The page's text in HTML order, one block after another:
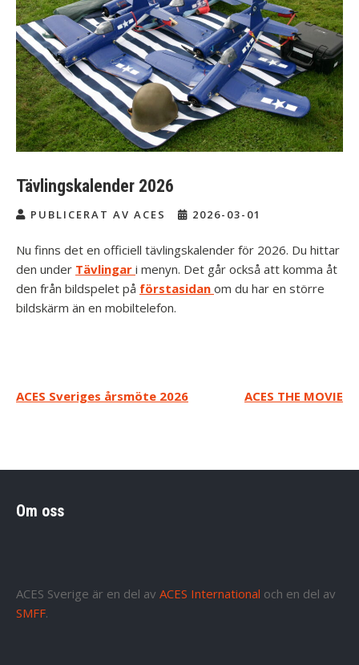
Tävlingskalender 2026
PUBLICERAT AV ACES 2026-03-01
Nu finns det en officiell tävlingskalender för 2026. Du hittar
den under Tävlingar i menyn. Det går också att komma åt
den från bildspelet på förstasidan om du har en större
bildskärm än en mobiltelefon.
Inläggsnavigering
ACES Sveriges årsmöte 2026 ACES THE MOVIE
Om oss
ACES Sverige är en del av ACES International och en del av
SMFF.